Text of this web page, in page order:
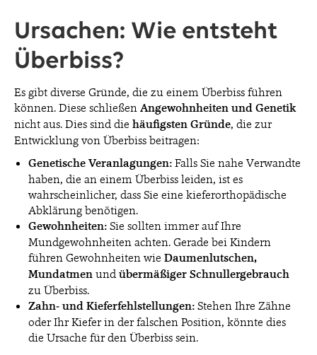
Ursachen: Wie entsteht
Überbiss?
Es gibt diverse Gründe, die zu einem Überbiss führen
können. Diese schließen Angewohnheiten und Genetik
nicht aus. Dies sind die häufigsten Gründe, die zur
Entwicklung von Überbiss beitragen:
Genetische Veranlagungen: Falls Sie nahe Verwandte
haben, die an einem Überbiss leiden, ist es
wahrscheinlicher, dass Sie eine kieferorthopädische
Abklärung benötigen.
Gewohnheiten: Sie sollten immer auf Ihre
Mundgewohnheiten achten. Gerade bei Kindern
führen Gewohnheiten wie Daumenlutschen,
Mundatmen und übermäßiger Schnullergebrauch
zu Überbiss.
Zahn- und Kieferfehlstellungen: Stehen Ihre Zähne
oder Ihr Kiefer in der falschen Position, könnte dies
die Ursache für den Überbiss sein.